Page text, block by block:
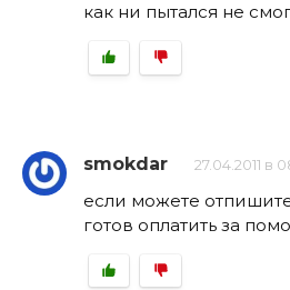
как ни пытался не
smokdar 27.04.2011 в
если можете
готов оплатить за